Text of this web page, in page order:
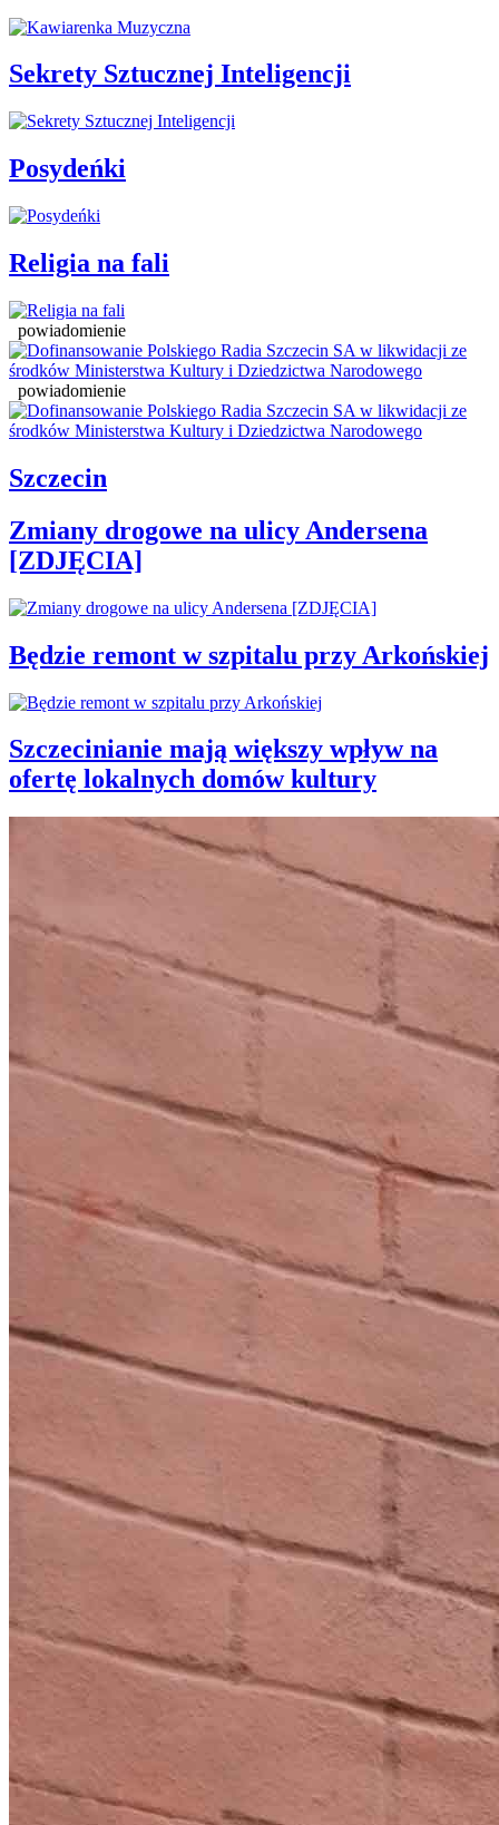
Sekrety Sztucznej Inteligencji
Posydeńki
Religia na fali
powiadomienie
powiadomienie
Szczecin
Zmiany drogowe na ulicy Andersena
[ZDJĘCIA]
Będzie remont w szpitalu przy Arkońskiej
Szczecinianie mają większy wpływ na
ofertę lokalnych domów kultury